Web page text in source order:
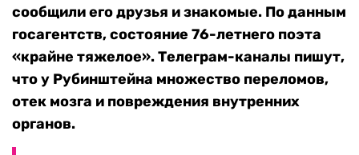
сообщили его друзья и знакомые. По данным
госагентств, состояние 76-летнего поэта
«крайне тяжелое». Телеграм-каналы пишут,
что у Рубинштейна множество переломов,
отек мозга и повреждения внутренних
органов.